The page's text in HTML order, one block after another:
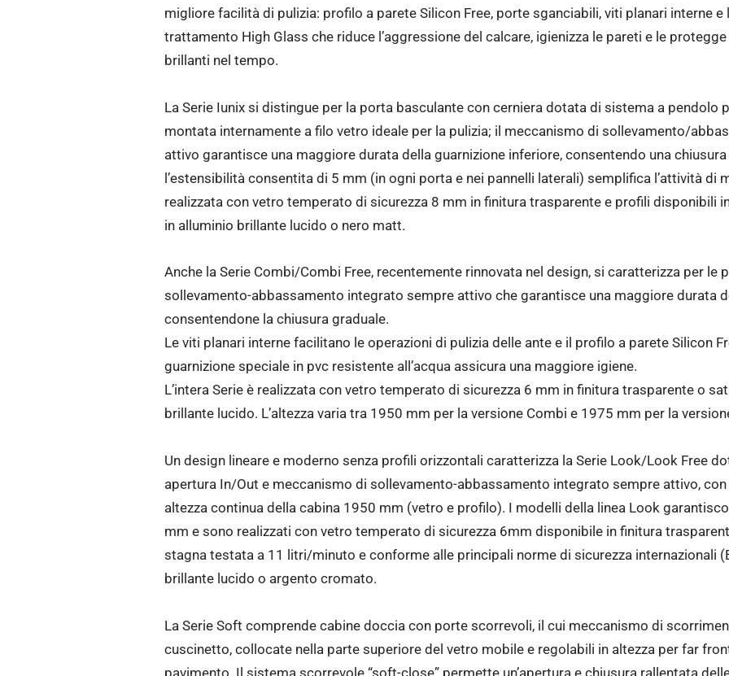
migliore facilità di pulizia: profilo a parete Silicon Free, porte sganciabili, viti planari interne
trattamento High Glass che riduce l’aggressione del calcare, igienizza le pareti e le
brillanti nel tempo.
La Serie Iunix si distingue per la porta basculante con cerniera dotata di sistema a pendolo
montata internamente a filo vetro ideale per la pulizia; il meccanismo di sollevamento/
attivo garantisce una maggiore durata della guarnizione inferiore, consentendo una
l’estensibilità consentita di 5 mm (in ogni porta e nei pannelli laterali) semplifica l’attività di
realizzata con vetro temperato di sicurezza 8 mm in finitura trasparente e profili disponibili
in alluminio brillante lucido o nero matt.
Anche la Serie Combi/Combi Free, recentemente rinnovata nel design, si caratterizza per
sollevamento-abbassamento integrato sempre attivo che garantisce una maggiore durata
consentendone la chiusura graduale.
Le viti planari interne facilitano le operazioni di pulizia delle ante e il profilo a parete Silicon
guarnizione speciale in pvc resistente all’acqua assicura una maggiore igiene.
L’intera Serie è realizzata con vetro temperato di sicurezza 6 mm in finitura trasparente o
brillante lucido. L’altezza varia tra 1950 mm per la versione Combi e 1975 mm per la
Un design lineare e moderno senza profili orizzontali caratterizza la Serie Look/Look Free
apertura In/Out e meccanismo di sollevamento-abbassamento integrato sempre attivo,
altezza continua della cabina 1950 mm (vetro e profilo). I modelli della linea Look
mm e sono realizzati con vetro temperato di sicurezza 6mm disponibile in finitura
stagna testata a 11 litri/minuto e conforme alle principali norme di sicurezza internazionali
brillante lucido o argento cromato.
La Serie Soft comprende cabine doccia con porte scorrevoli, il cui meccanismo di
cuscinetto, collocate nella parte superiore del vetro mobile e regolabili in altezza per far